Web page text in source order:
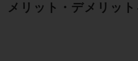
メリット・デメリッ